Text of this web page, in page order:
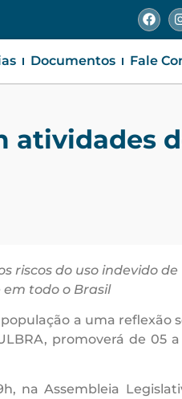
Documentos Fale
atividades
riscos do uso indevido de
todo o Brasil
a uma reflexão
promoverá de 05
na Assembleia